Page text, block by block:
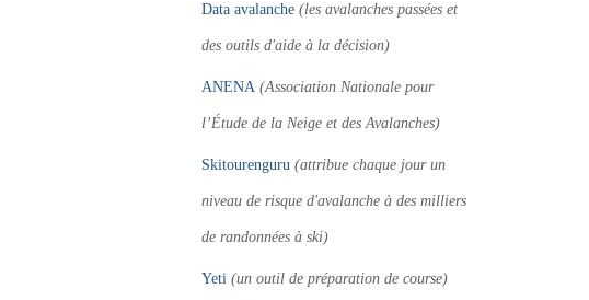
Data avalanche (les avalanches passées et
des outils d'aide à la décision)
ANENA (Association Nationale pour
l’Étude de la Neige et des Avalanches)
Skitourenguru (attribue chaque jour un
niveau de risque d'avalanche à des milliers
de randonnées à ski)
Yeti (un outil de préparation de course)